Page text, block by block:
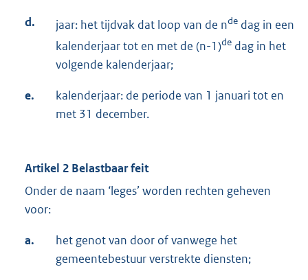
d. jaar: het tijdvak dat loop van de nde dag in een
kalenderjaar tot en met de (n-1)de dag in het
volgende kalenderjaar;
e.
kalenderjaar: de periode van 1 januari tot en
met 31 december.
Artikel 2 Belastbaar feit
Onder de naam ‘leges’ worden rechten geheven
voor:
a.
het genot van door of vanwege het
gemeentebestuur verstrekte diensten;